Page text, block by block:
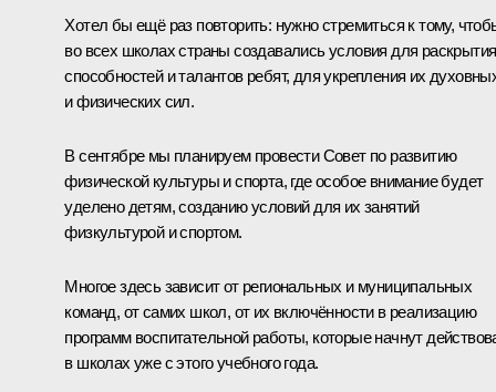
Хотел бы ещё раз повторить: нужно стремиться к тому,
во всех школах страны создавались условия для раскрытия
способностей и талантов ребят, для укрепления их
и физических сил.
В сентябре мы планируем провести Совет по развитию
физической культуры и спорта, где особое внимание будет
уделено детям, созданию условий для их занятий
физкультурой и спортом.
Многое здесь зависит от региональных и муниципальных
команд, от самих школ, от их включённости в реализацию
программ воспитательной работы, которые начнут
в школах уже с этого учебного года.